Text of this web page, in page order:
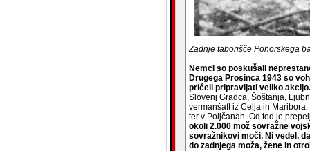
Zadnje taborišče Pohorskega
Nemci so poskušali
Drugega Prosinca 1943 so
pričeli pripravljati veliko
Slovenj Gradca, Šoštanja,
vermanšaft iz Celja in
ter v Poljčanah. Od tod je
okoli 2.000 mož sovražne
sovražnikovi moči. Ni vedel,
do zadnjega moža, žene in